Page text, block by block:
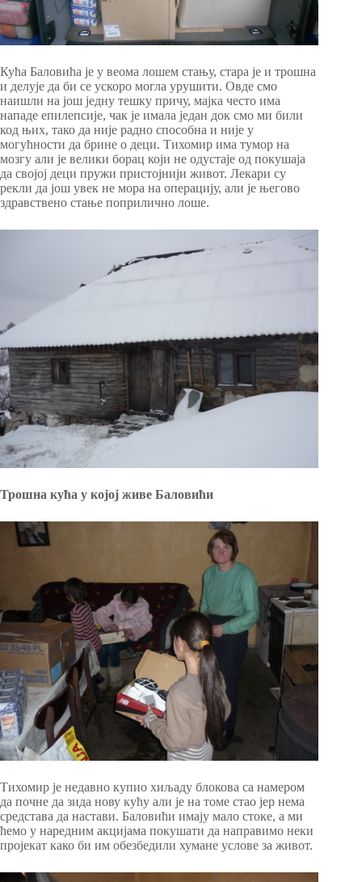
Кућа Баловића је у веома лошем стању, стара је и трошна
и делује да би се ускоро могла урушити. Овде смо
наишли на још једну тешку причу, мајка често има
нападе епилепсије, чак је имала један док смо ми били
код њих, тако да није радно способна и није у
могућности да брине о деци. Тихомир има тумор на
мозгу али је велики борац који не одустаје од покушаја
да својој деци пружи пристојнији живот. Лекари су
рекли да још увек не мора на операцију, али је његово
здравствено стање поприлично лоше.
Трошна кућа у којој живе Баловићи
Тихомир је недавно купио хиљаду блокова са намером
да почне да зида нову кућу али је на томе стао јер нема
средстава да настави. Баловићи имају мало стоке, а ми
ћемо у наредним акцијама покушати да направимо неки
пројекат како би им обезбедили хумане услове за живот.